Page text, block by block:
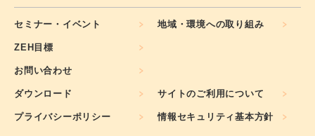
セミナー・イベント 地域・環境への取り組み
ZEH目標
お問い合わせ
ダウンロード サイトのご利用について
プライバシーポリシー 情報セキュリティ基本方針